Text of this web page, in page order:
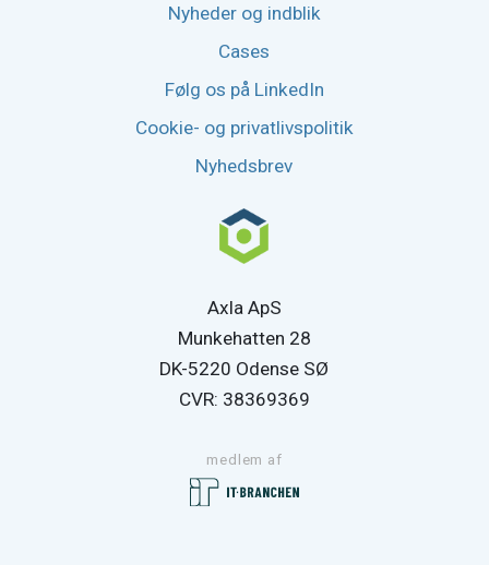
Nyheder og indblik
Cases
Følg os på LinkedIn
Cookie- og privatlivspolitik
Nyhedsbrev
Axla ApS
Munkehatten 28
DK-5220 Odense SØ
CVR: 38369369
medlem af